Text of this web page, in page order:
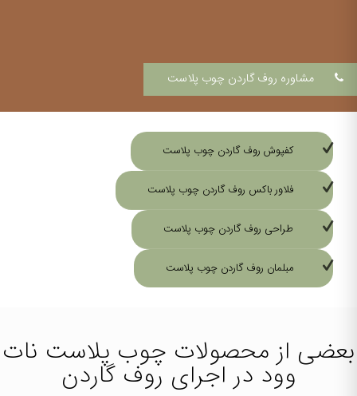
مشاوره روف گاردن چوب پلاست
کفپوش روف گاردن چوب پلاست
فلاور باکس روف گاردن چوب پلاست
طراحی روف گاردن چوب پلاست
مبلمان روف گاردن چوب پلاست
بعضی از محصولات چوب پلاست نات
وود در اجرای روف گاردن